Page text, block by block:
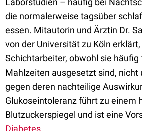
die normalerweise tagsüber
essen. Mitautorin und Ärztin Dr.
von der Universität zu Köln
Schichtarbeiter, obwohl sie häufig
Mahlzeiten ausgesetzt sind, nicht
gegen deren nachteilige
Glukoseintoleranz führt zu einem
Blutzuckerspiegel und ist eine
Diabetes.